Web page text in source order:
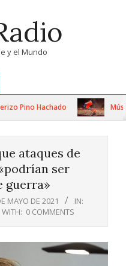
y el Mundo
Pino Hachado
ataques de
ser
guerra»
MAYO DE 2021
IN:
WITH: 0 COMMENTS